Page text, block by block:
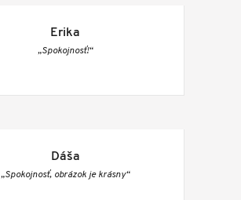
Erika
„Spokojnosť!“
Dáša
„Spokojnosť, obrázok je krásny“